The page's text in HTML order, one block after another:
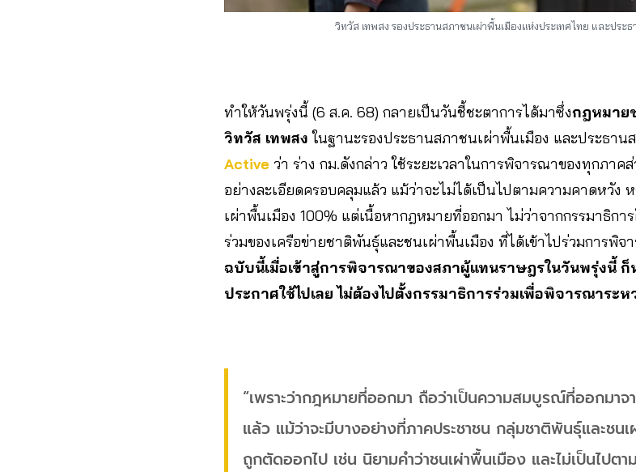
วิทวัส เทพสง รองประธานสภาชนเผ่าพื้นเมืองแห่งประเทศไทย และประ
ทำให้วันพรุ่งนี้ (6 ส.ค. 68) กลายเป็นวันชี้ชะตาการได้มาซึ่งกฎหมาย
วิทวัส เทพสงในฐานะรองประธานสภาชนเผ่าพื้นเมือง และประธา
Active ว่า ร่าง กม.ดังกล่าว ใช้ระยะเวลาในการพิจารณาของทุกภา
อย่างละเอียดครอบคลุมแล้ว แม้ว่าจะไม่ได้เป็นไปตามความคาดหวัง
เผ่าพื้นเมือง 100% แต่เนื้อหากฎหมายที่ออกมา ไม่ว่าจากกรรมาธิกา
ร่วมของเครือข่ายชาติพันธุ์และชนเผ่าพื้นเมือง ที่ได้เข้าไปร่วมการพิจ
ฉบับนี้เมื่อเข้าสู่การพิจารณาของสภาผู้แทนราษฎรในวันพรุ่งนี้
ประกาศใช้ไปเลย ไม่ต้องไปตั้งกรรมาธิการร่วมเพื่อพิจารณาระห
“เพราะว่ากฎหมายที่ออกมา ถือว่าเป็นความสมบูรณ์ที่ออกมา
แล้ว แม้ว่าจะมีบางอย่างที่ภาคประชาชน กลุ่มชาติพันธุ์และชน
ถูกตัดออกไป เช่น นิยามคำว่าชนเผ่าพื้นเมือง และไม่เป็นไปต